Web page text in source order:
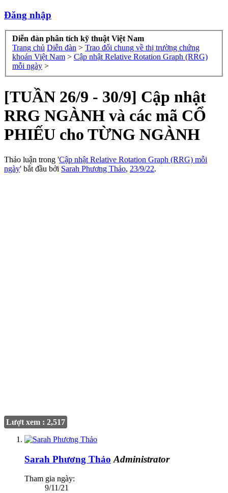
Đăng nhập
Diễn đàn phân tích kỹ thuật Việt Nam
Trang chủ Diễn đàn > Trao đổi chung về thị trường chứng
khoán Việt Nam > Cập nhật Relative Rotation Graph (RRG)
mỗi ngày >
[TUẦN 26/9 - 30/9] Cập nhật
RRG NGÀNH và các mã CỔ
PHIẾU cho TỪNG NGÀNH
Thảo luận trong 'Cập nhật Relative Rotation Graph (RRG) mỗi
ngày' bắt đầu bởi Sarah Phương Thảo, 23/9/22.
Lượt xem : 2,517
Sarah Phương Thảo Administrator
Tham gia ngày:
9/11/21